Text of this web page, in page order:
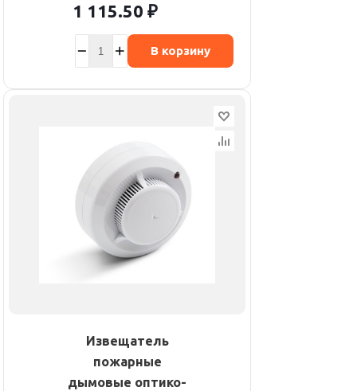
1 115.50 ₽
В корзину
Извещатель
пожарные
дымовые оптико-